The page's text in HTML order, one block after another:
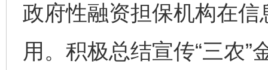
政府性融资担保机构在
用。积极总结宣传“三农